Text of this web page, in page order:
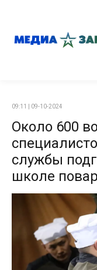
09:11 | 09-10-2024
Около 600
службы
школе